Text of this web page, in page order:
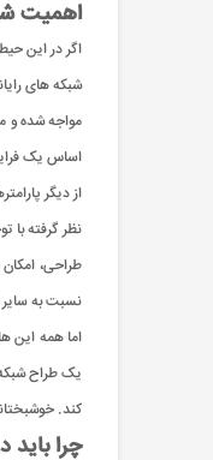
اهمیت
اگر در این
شبکه های
مواجه شده و
اساس یک
از دیگر
نظر گرفته
طراحی،
نسبت به
اما همه این
یک طراح شبکه
کند.
چرا